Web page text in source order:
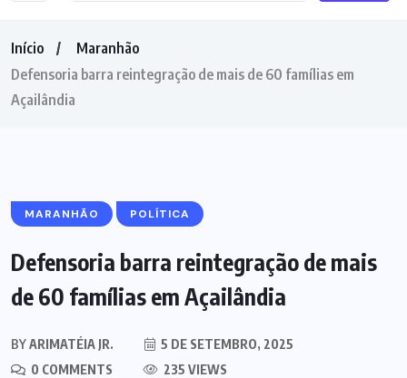
Início
Maranhão
Defensoria barra reintegração de mais de 60 famílias em
Açailândia
MARANHÃO POLÍTICA
Defensoria barra reintegração de mais
de 60 famílias em Açailândia
BYARIMATÉIA JR.
5 DE SETEMBRO, 2025
0 COMMENTS
235 VIEWS